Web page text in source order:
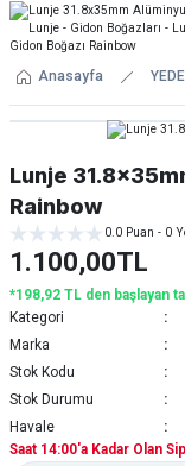
Anasayfa
Lunje
Rainbow
0.0 Puan - 0
1.100,00TL
*198,92 TL den başlayan
Kategori
Marka
Stok Kodu
Stok Durumu
Havale
Saat 14:00'a Kadar Olan